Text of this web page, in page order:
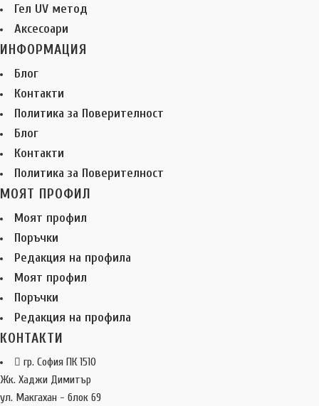
Гел UV метод
Аксесоари
ИНФОРМАЦИЯ
Блог
Контакти
Политика за Поверителност
Блог
Контакти
Политика за Поверителност
МОЯТ ПРОФИЛ
Моят профил
Поръчки
Редакция на профила
Моят профил
Поръчки
Редакция на профила
КОНТАКТИ
гр. София ПК 1510
Жк. Хаджи Димитър
ул. Макгахан - блок 69